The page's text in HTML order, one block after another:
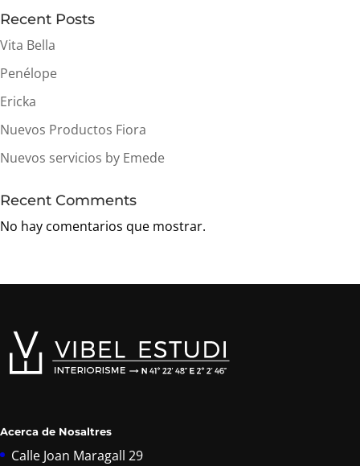
Recent Posts
Vita Bella
Penélope
Ericka
Nuevos Productos Fiora
Nuevos servicios by Emede
Recent Comments
No hay comentarios que mostrar.
Acerca de Nosaltres
Calle Joan Maragall 29